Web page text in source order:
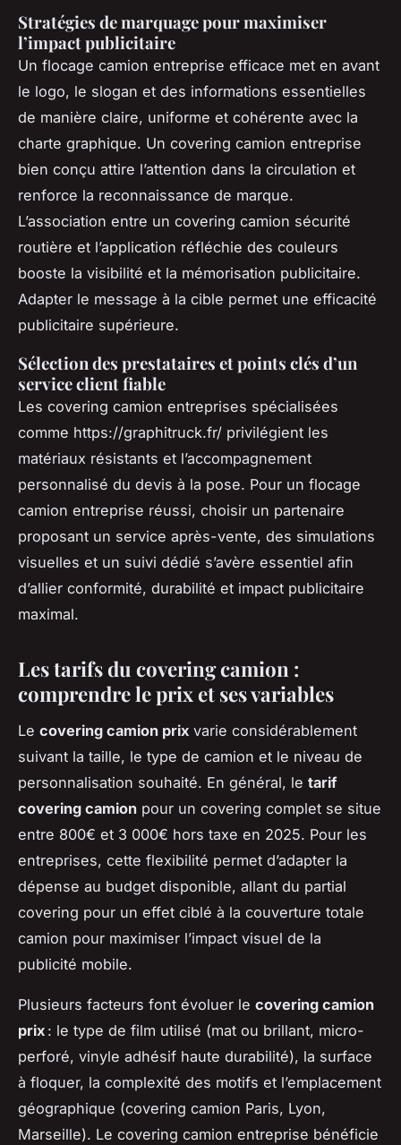
Stratégies de marquage pour maximiser
l’impact publicitaire
Un flocage camion entreprise efficace met en avant
le logo, le slogan et des informations essentielles
de manière claire, uniforme et cohérente avec la
charte graphique. Un covering camion entreprise
bien conçu attire l’attention dans la circulation et
renforce la reconnaissance de marque.
L’association entre un covering camion sécurité
routière et l’application réfléchie des couleurs
booste la visibilité et la mémorisation publicitaire.
Adapter le message à la cible permet une efficacité
publicitaire supérieure.
Sélection des prestataires et points clés d’un
service client fiable
Les covering camion entreprises spécialisées
comme https://graphitruck.fr/ privilégient les
matériaux résistants et l’accompagnement
personnalisé du devis à la pose. Pour un flocage
camion entreprise réussi, choisir un partenaire
proposant un service après-vente, des simulations
visuelles et un suivi dédié s’avère essentiel afin
d’allier conformité, durabilité et impact publicitaire
maximal.
Les tarifs du covering camion :
comprendre le prix et ses variables
Le covering camion prix varie considérablement
suivant la taille, le type de camion et le niveau de
personnalisation souhaité. En général, le tarif
covering camion pour un covering complet se situe
entre 800€ et 3 000€ hors taxe en 2025. Pour les
entreprises, cette flexibilité permet d’adapter la
dépense au budget disponible, allant du partial
covering pour un effet ciblé à la couverture totale
camion pour maximiser l’impact visuel de la
publicité mobile.
Plusieurs facteurs font évoluer le covering camion
prix : le type de film utilisé (mat ou brillant, micro-
perforé, vinyle adhésif haute durabilité), la surface
à floquer, la complexité des motifs et l’emplacement
géographique (covering camion Paris, Lyon,
Marseille). Le covering camion entreprise bénéficie